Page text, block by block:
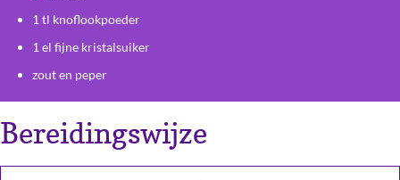
1 tl knoflookpoeder
1 el fijne kristalsuiker
zout en peper
Bereidingswijze